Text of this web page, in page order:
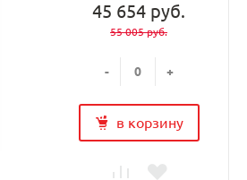
45 654 руб.
55 005 руб.
- +
в корзину